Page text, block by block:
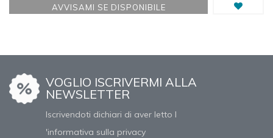
AVVISAMI SE DISPONIBILE
VOGLIO ISCRIVERMI ALLA
NEWSLETTER
Iscrivendoti dichiari di aver letto l
'informativa sulla privacy